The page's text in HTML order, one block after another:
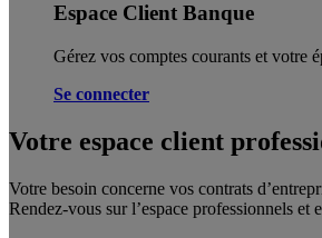
Espace Client Banque
Gérez vos comptes courants et votre
Se connecter
Votre espace client
Votre besoin concerne vos contrats
Rendez-vous sur l’espace professionnels et